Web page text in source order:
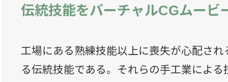
伝統技能をバーチャルCGムービ
工場にある熟練技能以上に喪失が心配さ
る伝統技能である。それらの手工業によ